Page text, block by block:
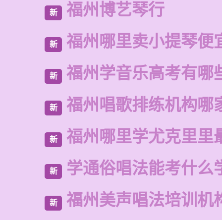
新 福州博艺琴行
新 福州哪里卖小提琴便
新 福州学音乐高考有哪
新 福州唱歌排练机构哪
新 福州哪里学尤克里里
新 学通俗唱法能考什么
新 福州美声唱法培训机